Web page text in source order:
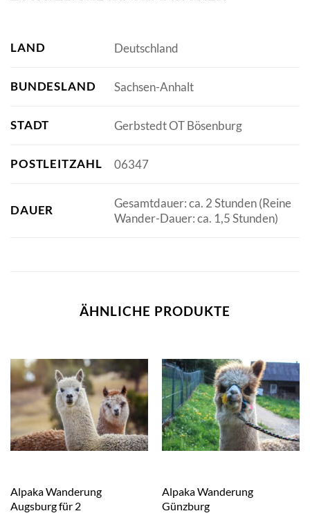
LAND Deutschland
BUNDESLAND Sachsen-Anhalt
STADT Gerbstedt OT Bösenburg
POSTLEITZAHL 06347
DAUER
Gesamtdauer: ca. 2 Stunden (Reine
Wander-Dauer: ca. 1,5 Stunden)
ÄHNLICHE PRODUKTE
Alpaka Wanderung
Augsburg für 2
Alpaka Wanderung
Günzburg